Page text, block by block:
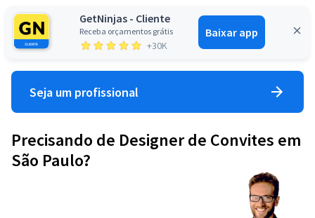
GetNinjas - Cliente
Receba orçamentos grátis
+30K
Baixar app
Entrar
Seja um profissional
Precisando de Designer de Convites em
São Paulo?